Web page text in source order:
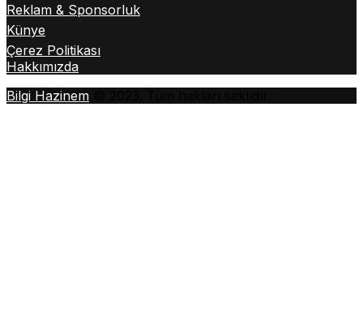
Reklam & Sponsorluk
Künye
Çerez Politikası
Hakkımızda
Bilgi Hazinem